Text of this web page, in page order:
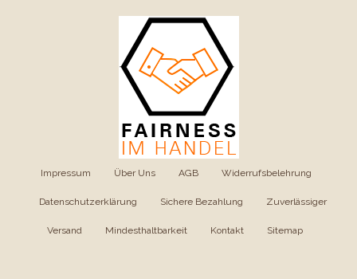
Impressum Über Uns AGB Widerrufsbelehrung
Datenschutzerklärung Sichere Bezahlung Zuverlässiger
Versand Mindesthaltbarkeit Kontakt Sitemap